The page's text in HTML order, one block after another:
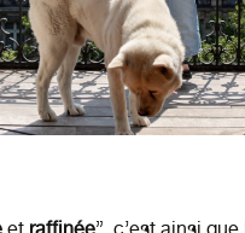
et raffinée”, c’est ainsi